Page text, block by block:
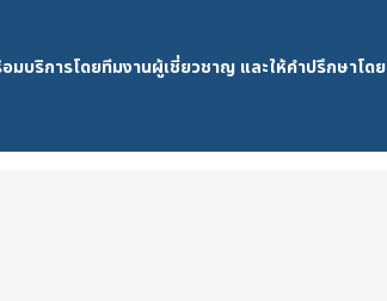
ริการโดยทีมงานผู้เชี่ยวชาญ และให้คำปรึกษาโดย